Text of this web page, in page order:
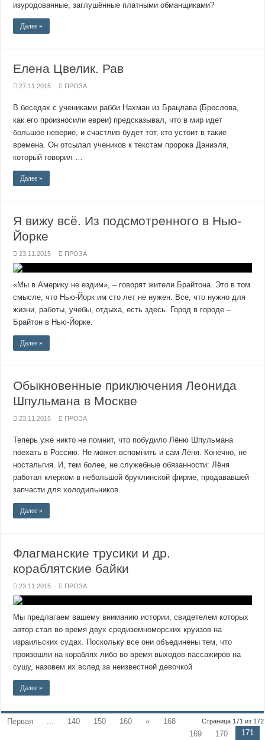
изуродованные, заглушённые платными обманщиками?
Далее »
Елена Цвелик. Рав
27.11.2015 ПРОЗА
В беседах с учениками рабби Нахман из Брацлава (Бреслова,
как его произносили евреи) предсказывал, что в мир идет
большое неверие, и счастлив будет тот, кто устоит в такие
времена. Он отсылал учеников к текстам пророка Даниэля,
который говорил …
Далее »
Я вижу всё. Из подсмотренного в Нью-
Йорке
23.11.2015 ПРОЗА
«Мы в Америку не ездим», – говорят жители Брайтона. Это в том
смысле, что Нью-Йорк им сто лет не нужен. Все, что нужно для
жизни, работы, учебы, отдыха, есть здесь. Город в городе –
Брайтон в Нью-Йорке.
Далее »
Обыкновенные приключения Леонида
Шпульмана в Москве
23.11.2015 ПРОЗА
Теперь уже никто не помнит, что побудило Лёню Шпульмана
поехать в Россию. Не может вспомнить и сам Лёня. Конечно, не
ностальгия. И, тем более, не служебные обязанности: Лёня
работал клерком в небольшой бруклинской фирме, продававшей
запчасти для холодильников.
Далее »
Флагманские трусики и др.
кораблятские байки
23.11.2015 ПРОЗА
Мы предлагаем вашему вниманию истории, свидетелем которых
автор стал во время двух средиземноморских круизов на
израильских судах. Поскольку все они объединены тем, что
произошли на кораблях либо во время выходов пассажиров на
сушу, назовем их вслед за неизвестной девочкой
Далее »
Страница 171 из 172
Первая ... 140 150 160 «
168
169
170
171